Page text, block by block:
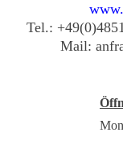
Tel.:
Mail: